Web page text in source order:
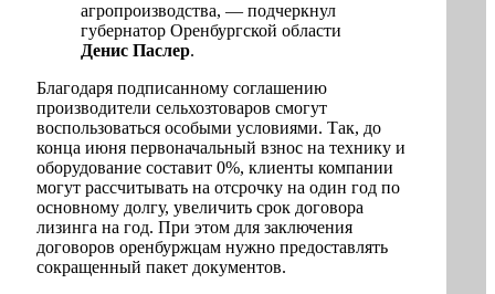
агропроизводства, — подчеркнул
губернатор Оренбургской области
Денис Паслер.
Благодаря подписанному соглашению
производители сельхозтоваров смогут
воспользоваться особыми условиями. Так, до
конца июня первоначальный взнос на технику и
оборудование составит 0%, клиенты компании
могут рассчитывать на отсрочку на один год по
основному долгу, увеличить срок договора
лизинга на год. При этом для заключения
договоров оренбуржцам нужно предоставлять
сокращенный пакет документов.